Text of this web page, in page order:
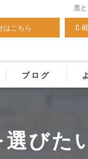
黒
はこちら
C-
ブログ
びた